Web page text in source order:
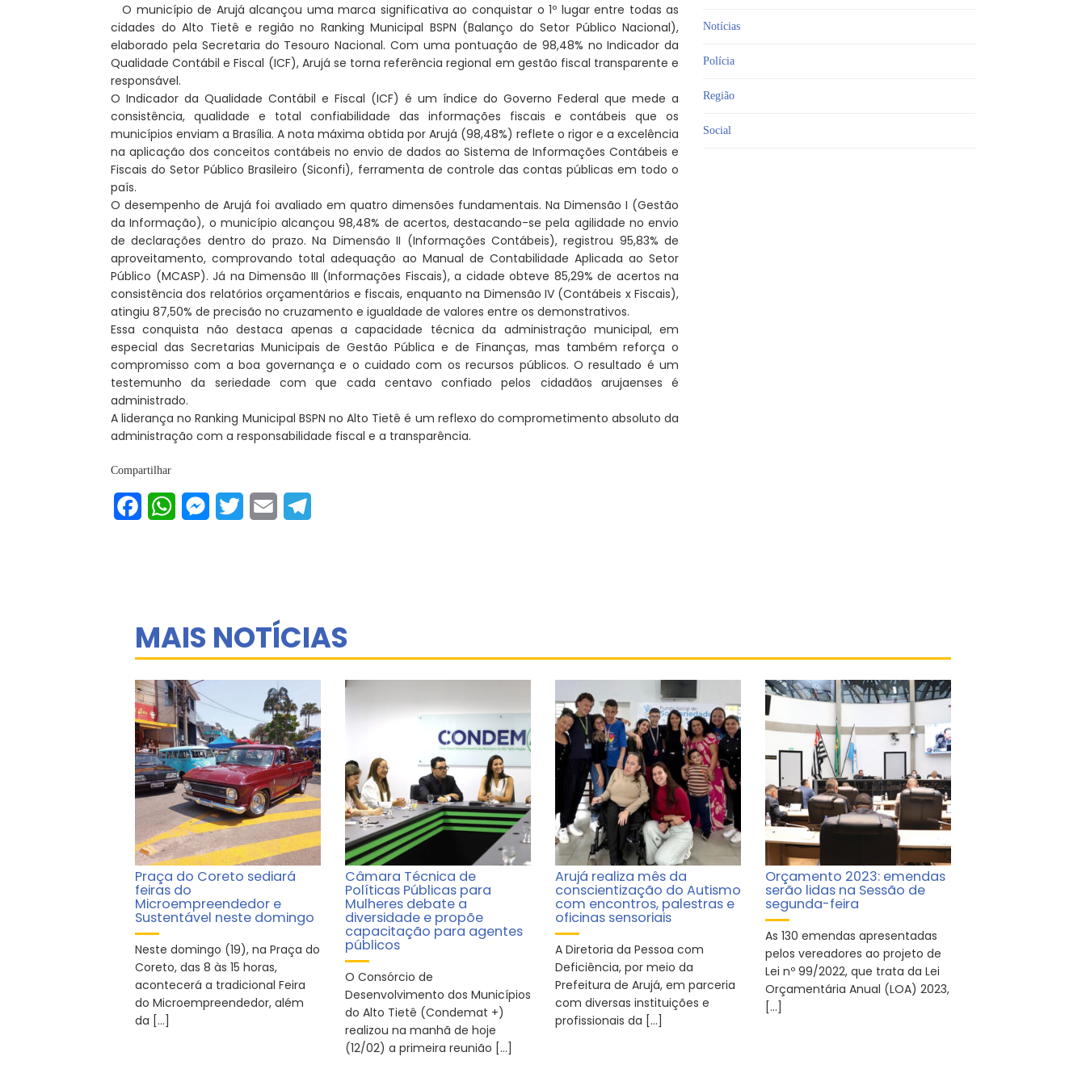
O município de Arujá alcançou uma marca significativa ao conquistar o 1º lugar entre todas as
cidades do Alto Tietê e região no Ranking Municipal BSPN (Balanço do Setor Público Nacional),
elaborado pela Secretaria do Tesouro Nacional. Com uma pontuação de 98,48% no Indicador da
Qualidade Contábil e Fiscal (ICF), Arujá se torna referência regional em gestão fiscal transparente e
responsável.
O Indicador da Qualidade Contábil e Fiscal (ICF) é um índice do Governo Federal que mede a
consistência, qualidade e total confiabilidade das informações fiscais e contábeis que os
municípios enviam a Brasília. A nota máxima obtida por Arujá (98,48%) reflete o rigor e a excelência
na aplicação dos conceitos contábeis no envio de dados ao Sistema de Informações Contábeis e
Fiscais do Setor Público Brasileiro (Siconfi), ferramenta de controle das contas públicas em todo o
país.
O desempenho de Arujá foi avaliado em quatro dimensões fundamentais. Na Dimensão I (Gestão
da Informação), o município alcançou 98,48% de acertos, destacando-se pela agilidade no envio
de declarações dentro do prazo. Na Dimensão II (Informações Contábeis), registrou 95,83% de
aproveitamento, comprovando total adequação ao Manual de Contabilidade Aplicada ao Setor
Público (MCASP). Já na Dimensão III (Informações Fiscais), a cidade obteve 85,29% de acertos na
consistência dos relatórios orçamentários e fiscais, enquanto na Dimensão IV (Contábeis x Fiscais),
atingiu 87,50% de precisão no cruzamento e igualdade de valores entre os demonstrativos.
Essa conquista não destaca apenas a capacidade técnica da administração municipal, em
especial das Secretarias Municipais de Gestão Pública e de Finanças, mas também reforça o
compromisso com a boa governança e o cuidado com os recursos públicos. O resultado é um
testemunho da seriedade com que cada centavo confiado pelos cidadãos arujaenses é
administrado.
A liderança no Ranking Municipal BSPN no Alto Tietê é um reflexo do comprometimento absoluto da
administração com a responsabilidade fiscal e a transparência.
Compartilhar
FacebookWhatsAppMessenger
Twitter Email
Notícias
Polícia
Região
Social
MAIS NOTÍCIAS
Praça do Coreto sediará
feiras do
Microempreendedor e
Sustentável neste domingo
Neste domingo (19), na Praça do
Coreto, das 8 às 15 horas,
acontecerá a tradicional Feira
do Microempreendedor, além
da […]
Câmara Técnica de
Políticas Públicas para
Mulheres debate a
diversidade e propõe
capacitação para agentes
públicos
O Consórcio de
Desenvolvimento dos Municípios
do Alto Tietê (Condemat +)
realizou na manhã de hoje
(12/02) a primeira reunião […]
Arujá realiza mês da
conscientização do Autismo
com encontros, palestras e
oficinas sensoriais
A Diretoria da Pessoa com
Deficiência, por meio da
Prefeitura de Arujá, em parceria
com diversas instituições e
profissionais da […]
Orçamento 2023: emendas
serão lidas na Sessão de
segunda-feira
As 130 emendas apresentadas
pelos vereadores ao projeto de
Lei nº 99/2022, que trata da Lei
Orçamentária Anual (LOA) 2023,
[…]